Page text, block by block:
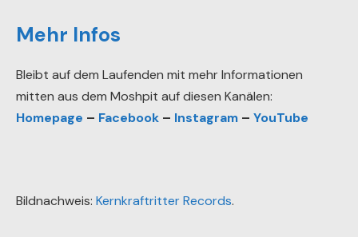
Mehr Infos
Bleibt auf dem Laufenden mit mehr Informationen
mitten aus dem Moshpit auf diesen Kanälen:
Homepage – Facebook – Instagram – YouTube
Bildnachweis: Kernkraftritter Records.